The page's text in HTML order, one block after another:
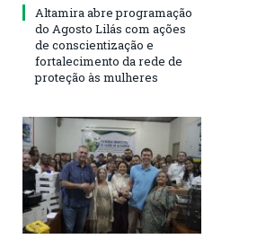
Altamira abre programação
do Agosto Lilás com ações
de conscientização e
fortalecimento da rede de
proteção às mulheres